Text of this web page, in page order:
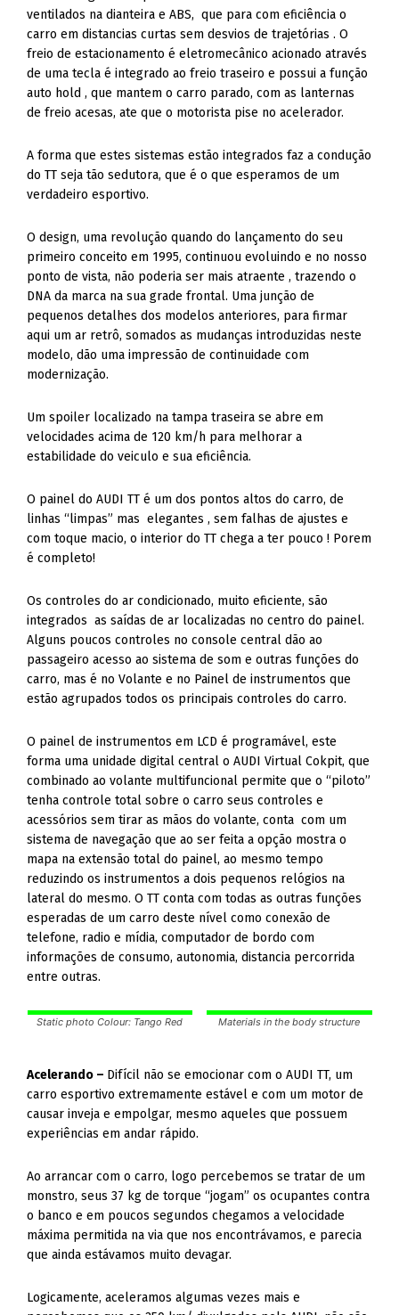
freio de estacionamento é eletromecânico acionado através
de uma tecla é integrado ao freio traseiro e possui a função
auto hold , que mantem o carro parado, com as lanternas
de freio acesas, ate que o motorista pise no acelerador.
A forma que estes sistemas estão integrados faz a condução
O design, uma revolução quando do lançamento do seu
DNA da marca na sua grade frontal. Uma junção de
pequenos detalhes dos modelos anteriores, para firmar
aqui um ar retrô, somados as mudanças introduzidas neste
modelo, dão uma impressão de continuidade com
modernização.
Um spoiler localizado na tampa traseira se abre em
velocidades acima de 120 km/h para melhorar a
O painel do AUDI TT é um dos pontos altos do carro, de
é completo!
Os controles do ar condicionado, muito eficiente, são
passageiro acesso ao sistema de som e outras funções do
carro, mas é no Volante e no Painel de instrumentos que
estão agrupados todos os principais controles do carro.
O painel de instrumentos em LCD é programável, este
tenha controle total sobre o carro seus controles e
acessórios sem tirar as mãos do volante, conta com um
sistema de navegação que ao ser feita a opção mostra o
mapa na extensão total do painel, ao mesmo tempo
reduzindo os instrumentos a dois pequenos relógios na
lateral do mesmo. O TT conta com todas as outras funções
esperadas de um carro deste nível como conexão de
telefone, radio e mídia, computador de bordo com
informações de consumo, autonomia, distancia percorrida
entre outras.
Static photo Colour: Tango Red
Acelerando –Difícil não se emocionar com o AUDI TT, um
experiências em andar rápido.
Ao arrancar com o carro, logo percebemos se tratar de um
máxima permitida na via que nos encontrávamos, e parecia
que ainda estávamos muito devagar.
Logicamente, aceleramos algumas vezes mais e
nos permitiram andar a 110 km/h.